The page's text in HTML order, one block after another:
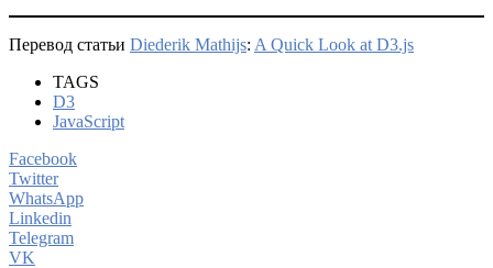
Перевод статьи Diederik Mathijs: A Quick Look at D3.js
TAGS
D3
JavaScript
Facebook
Twitter
WhatsApp
Linkedin
Telegram
VK